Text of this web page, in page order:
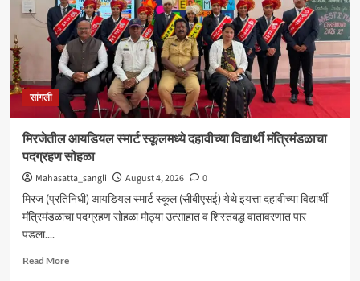
पुरस्कार
प्रदान
सांगली
मिरजेतील आयडियल स्मार्ट स्कूलमध्ये दहावीच्या विद्यार्थी मंत्रिमंडळाचा
पदग्रहण सोहळा
Mahasatta_sangli August 4, 2026
0
मिरज (प्रतिनिधी) आयडियल स्मार्ट स्कूल (सीबीएसई) येथे इयत्ता दहावीच्या विद्यार्थी
मंत्रिमंडळाचा पदग्रहण सोहळा मोठ्या उत्साहात व शिस्तबद्ध वातावरणात पार
पडला....
Read MoreRead